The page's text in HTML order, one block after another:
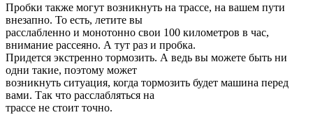
Пробки также могут возникнуть на трассе, на вашем пути
внезапно. То есть, летите вы
расслабленно и монотонно свои 100 километров в час,
внимание рассеяно. А тут раз и пробка.
Придется экстренно тормозить. А ведь вы можете быть ни
одни такие, поэтому может
возникнуть ситуация, когда тормозить будет машина перед
вами. Так что расслабляться на
трассе не стоит точно.